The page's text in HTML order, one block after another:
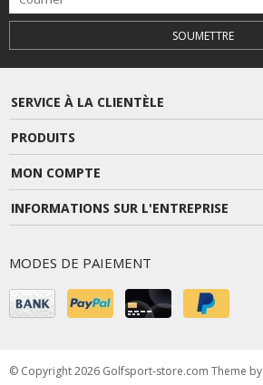
SOUMETTRE
SERVICE À LA CLIENTÈLE
PRODUITS
MON COMPTE
INFORMATIONS SUR L'ENTREPRISE
MODES DE PAIEMENT
© Copyright 2026 Golfsport-store.com Theme by